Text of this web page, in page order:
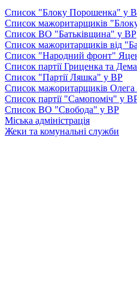
Список "Блоку Порошенка" у
Список мажоритарщиків
Список ВО "Батьківщина" у ВР
Список мажоритарщиків від
Список "Народний фронт"
Список партії Гриценка та
Список "Партії Ляшка" у ВР
Список мажоритарщиків
Список партії "Самопоміч" у
Список ВО "Свобода" у ВР
Міська адміністрація
Жеки та комунальні служби